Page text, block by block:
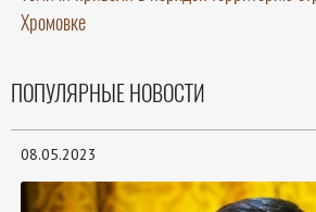
Хромовке
ПОПУЛЯРНЫЕ НОВОСТИ
08.05.2023